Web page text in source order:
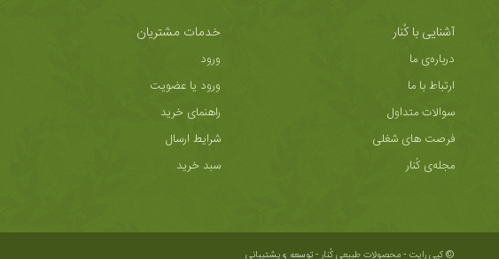
آشنایی با کُنار
درباره‌ی ما
ارتباط با ما
سوالات متداول
فرصت های شغلی
مجله‌ی کُنار
خدمات مشتریان
ورود
ورود یا عضویت
راهنمای خرید
شرایط ارسال
سبد خرید
© کپی رایت - محصولات طبیعی کُنار -توسعه و پشتیبانی